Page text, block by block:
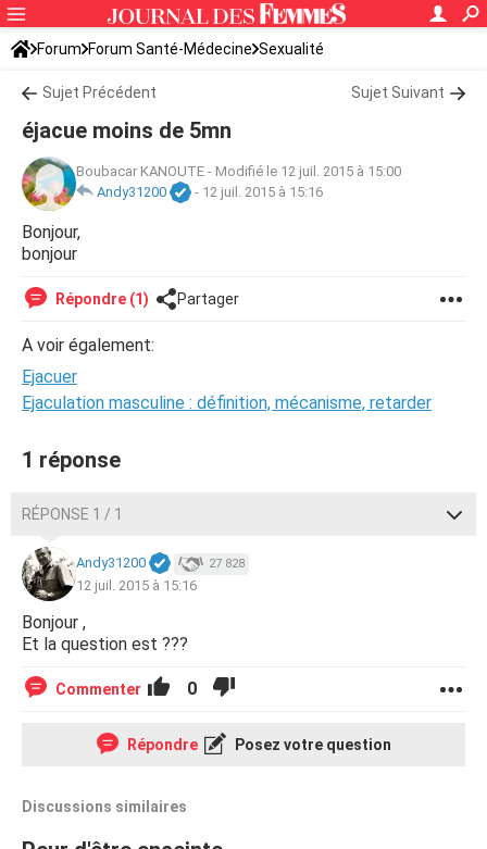
Forum Forum Santé-Médecine Sexualité
Sujet Précédent Sujet Suivant
éjacue moins de 5mn
Boubacar KANOUTE - Modifié le 12 juil. 2015 à 15:00
Andy31200
- 12 juil. 2015 à 15:16
Bonjour,
bonjour
Répondre (1) Partager
A voir également:
Ejacuer
Ejaculation masculine : définition, mécanisme, retarder
1 réponse
RÉPONSE 1 / 1
Andy31200 27 828
12 juil. 2015 à 15:16
Bonjour ,
Et la question est ???
Commenter 0
Répondre Posez votre question
Discussions similaires